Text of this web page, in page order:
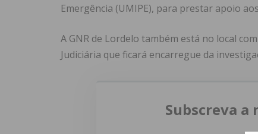
Emergência (UMIPE), para prestar apoio
A GNR de Lordelo também está no local
Judiciária que ficará encarregue da
Subscreva